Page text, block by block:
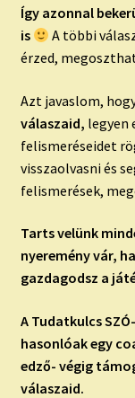
Így azonnal
is
A többi
érzed,
Azt javaslom,
válaszaid, legyen
felismeréseidet
visszaolvasni és
felismerések,
Tarts velünk
nyeremény vár,
gazdagodsz a
A Tudatkulcs
hasonlóak egy
edző- végig
válaszaid.